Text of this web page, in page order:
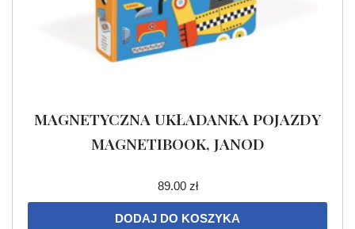
MAGNETYCZNA UKŁADANKA POJAZDY
MAGNETIBOOK, JANOD
89.00 zł
DODAJ DO KOSZYKA